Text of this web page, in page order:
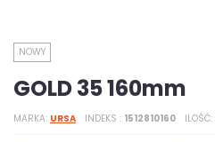
NOWY
GOLD 35 160mm
MARKA URSA INDEKS 1512810160 ILOŚĆ